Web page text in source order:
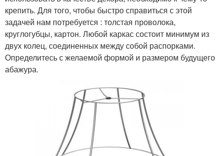
крепить. Для того, чтобы быстро справиться с этой
задачей нам потребуется : толстая проволока,
круглогубцы, картон. Любой каркас состоит минимум из
двух колец, соединенных между собой распорками.
Определитесь с желаемой формой и размером будущего
абажура.